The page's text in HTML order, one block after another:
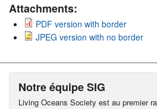
Attachments:
PDF version with border
JPEG version with no border
Notre équipe SIG
Living Oceans Society est au premier